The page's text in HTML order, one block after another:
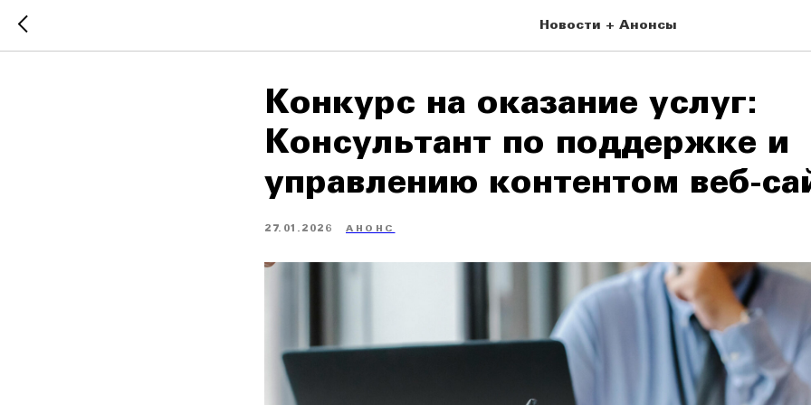
Новости + Анонсы
Конкурс на оказание услуг:
Консультант по поддержке и
управлению контентом веб-
27.01.2026 АНОНС